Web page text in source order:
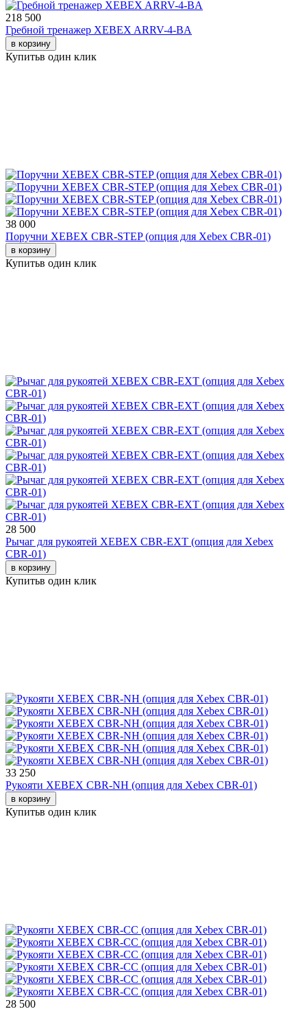
218 500
Гребной тренажер XEBEX ARRV-4-BA
в корзину
Купитьв один клик
38 000
Поручни XEBEX CBR-STEP (опция для Xebex CBR-01)
в корзину
Купитьв один клик
28 500
Рычаг для рукоятей XEBEX CBR-EXT (опция для Xebex
CBR-01)
в корзину
Купитьв один клик
33 250
Рукояти XEBEX CBR-NH (опция для Xebex CBR-01)
в корзину
Купитьв один клик
28 500